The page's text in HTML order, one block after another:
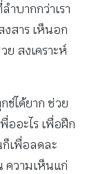
บากกว่าเรา
งสาร เห็นอก
ย สงเคราะห์
ข์ได้ยาก ช่วย
ออะไร เพื่อฝึก
เพื่อลดละ
ความเห็นแก่